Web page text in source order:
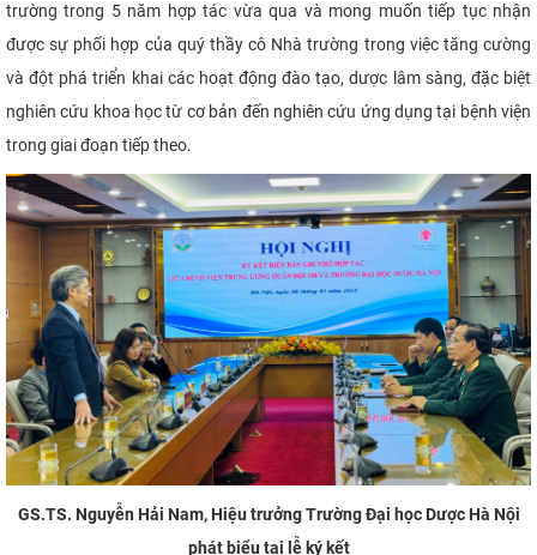
trường trong 5 năm hợp tác vừa qua và mong muốn tiếp tục nhận
được sự phối hợp của quý thầy cô Nhà trường trong việc tăng cường
và đột phá triển khai các hoạt động đào tạo, dược lâm sàng, đặc biệt
nghiên cứu khoa học từ cơ bản đến nghiên cứu ứng dụng tại bệnh viện
trong giai đoạn tiếp theo.
GS.TS. Nguyễn Hải Nam, Hiệu trưởng Trường Đại học Dược Hà Nội
phát biểu tại lễ ký kết